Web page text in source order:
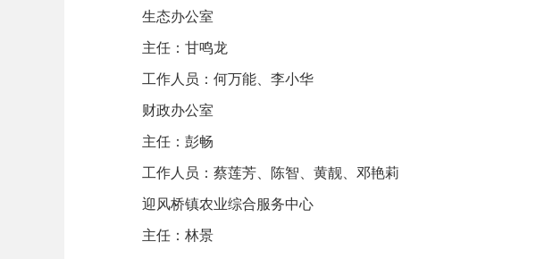
生态办公室
主任：甘鸣龙
工作人员：何万能、李小华
财政办公室
主任：彭畅
工作人员：蔡莲芳、陈智、黄靓、邓艳莉
迎风桥镇农业综合服务中心
主任：林景